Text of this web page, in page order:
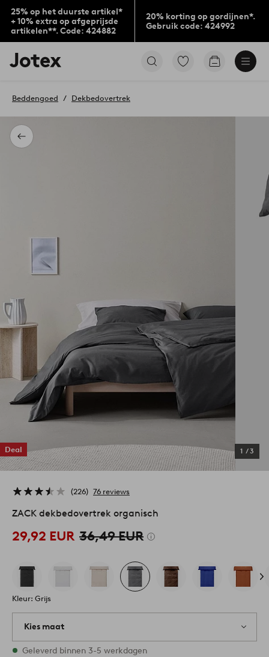
25% op het duurste artikel*
+ 10% extra op afgeprijsde
artikelen**. Code: 424882
20% korting op gordijnen*.
Gebruik code: 424992
Jotex
logo
to
home
page
Ga
Go
Terug
Beddengoed Dekbedovertrek
Deal 1 /3
226 76 reviews
ZACK dekbedovertrek organisch
29,92 EUR 36,49 EUR
Kleur: Grijs
Kies maat
Alle maten zijn op voorraad
Geleverd binnen 3-5 werkdagen